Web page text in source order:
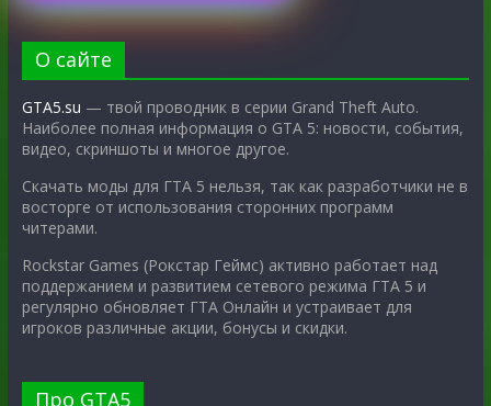
О сайте
GTA5.su — твой проводник в серии Grand Theft Auto.
Наиболее полная информация о GTA 5: новости, события,
видео, скриншоты и многое другое.
Скачать моды для ГТА 5 нельзя, так как разработчики не в
восторге от использования сторонних программ
читерами.
Rockstar Games (Рокстар Геймс) активно работает над
поддержанием и развитием сетевого режима ГТА 5 и
регулярно обновляет ГТА Онлайн и устраивает для
игроков различные акции, бонусы и скидки.
Про GTA5